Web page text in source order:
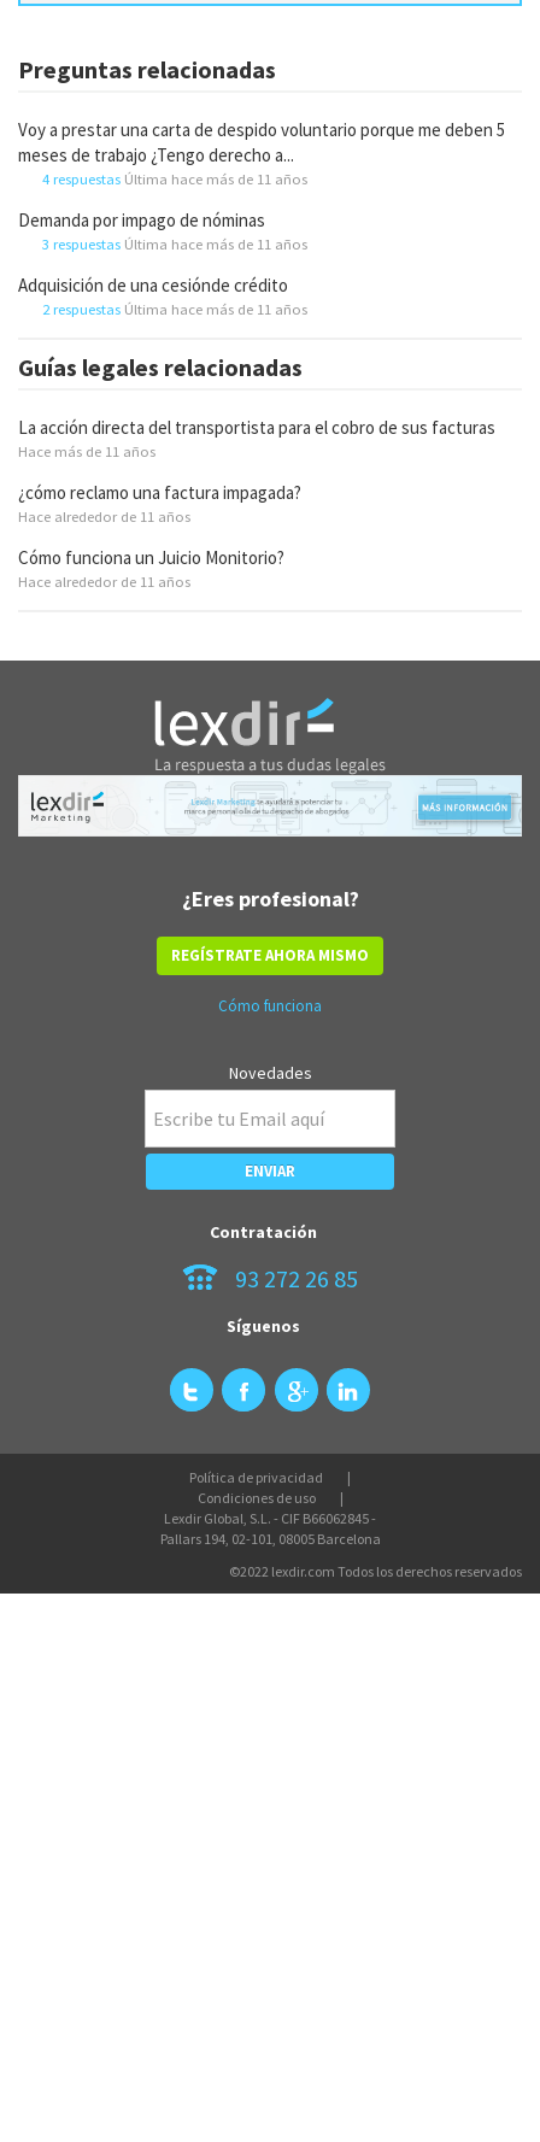
Preguntas relacionadas
Voy a prestar una carta de despido voluntario porque me deben 5
meses de trabajo ¿Tengo derecho a...
4 respuestas Última hace más de 11 años
Demanda por impago de nóminas
3 respuestas Última hace más de 11 años
Adquisición de una cesiónde crédito
2 respuestas Última hace más de 11 años
Guías legales relacionadas
La acción directa del transportista para el cobro de sus facturas
Hace más de 11 años
¿cómo reclamo una factura impagada?
Hace alrededor de 11 años
Cómo funciona un Juicio Monitorio?
Hace alrededor de 11 años
¿Eres profesional?
REGÍSTRATE AHORA MISMO
Cómo funciona
Novedades
Contratación
93 272 26 85
Síguenos
Política de privacidad
Condiciones de uso
Lexdir Global, S.L. - CIF B66062845 -
Pallars 194, 02-101, 08005 Barcelona
©2022 lexdir.com Todos los derechos reservados